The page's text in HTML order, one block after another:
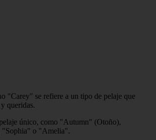
"Carey" se refiere a un tipo de pelaje que
queridas.
pelaje único, como "Autumn" (Otoño),
"Sophia" o "Amelia".